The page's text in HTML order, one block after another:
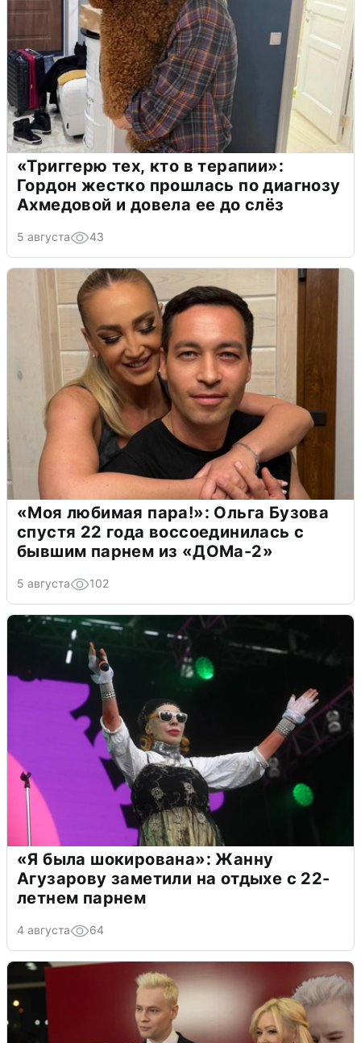
«Триггерю тех, кто в терапии»:
Гордон жестко прошлась по диагнозу
Ахмедовой и довела ее до слёз
5 августа 43
«Моя любимая пара!»: Ольга Бузова
спустя 22 года воссоединилась с
бывшим парнем из «ДОМа-2»
5 августа 102
«Я была шокирована»: Жанну
Агузарову заметили на отдыхе с 22-
летнем парнем
4 августа 64